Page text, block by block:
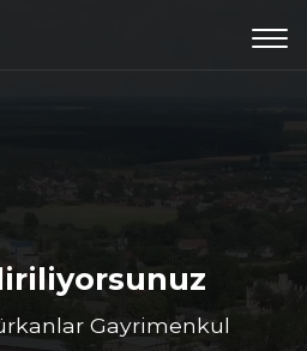
Gayrimenkul